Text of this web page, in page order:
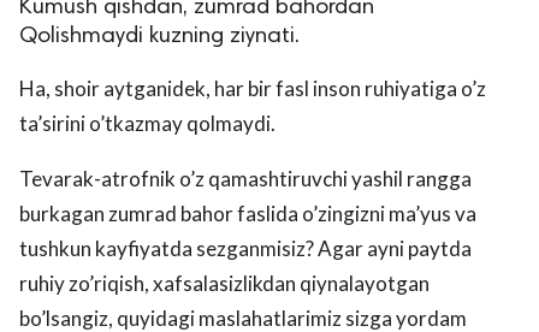
Kumush qishdan, zumrad bahordan
Qolishmaydi kuzning ziynati.
Ha, shoir aytganidek, har bir fasl inson ruhiyatiga o’z
ta’sirini o’tkazmay qolmaydi.
Tevarak-atrofnik o’z qamashtiruvchi yashil rangga
burkagan zumrad bahor faslida o’zingizni ma’yus va
tushkun kayfiyatda sezganmisiz? Agar ayni paytda
ruhiy zo’riqish, xafsalasizlikdan qiynalayotgan
bo’lsangiz, quyidagi maslahatlarimiz sizga yordam